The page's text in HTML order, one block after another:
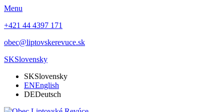
Menu
+421 44 4397 171
obec@liptovskerevuce.sk
SKSlovensky
SKSlovensky
ENEnglish
DEDeutsch